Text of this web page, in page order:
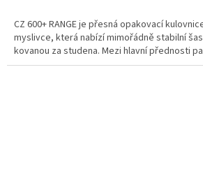
CZ 600+ RANGE je přesná opakovací
myslivce, která nabízí mimořádně stabilní
kovanou za studena. Mezi hlavní přednosti